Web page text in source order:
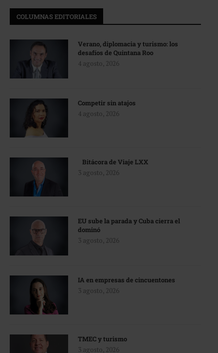
COLUMNAS EDITORIALES
Verano, diplomacia y turismo: los
desafíos de Quintana Roo
4 agosto, 2026
Competir sin atajos
4 agosto, 2026
Bitácora de Viaje LXX
3 agosto, 2026
EU sube la parada y Cuba cierra el
dominó
3 agosto, 2026
IA en empresas de cincuentones
3 agosto, 2026
TMEC y turismo
3 agosto, 2026